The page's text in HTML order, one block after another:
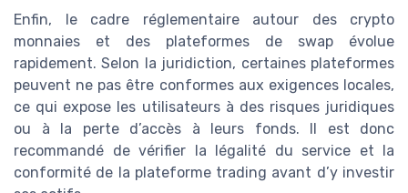
Enfin, le cadre réglementaire autour des crypto
monnaies et des plateformes de swap évolue
rapidement. Selon la juridiction, certaines plateformes
peuvent ne pas être conformes aux exigences locales,
ce qui expose les utilisateurs à des risques juridiques
ou à la perte d’accès à leurs fonds. Il est donc
recommandé de vérifier la légalité du service et la
conformité de la plateforme trading avant d’y investir